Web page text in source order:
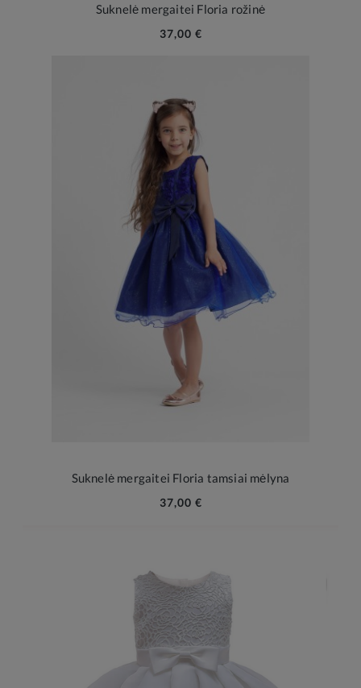
Suknelė mergaitei Floria rožinė
37,00 €
Suknelė mergaitei Floria tamsiai mėlyna
37,00 €